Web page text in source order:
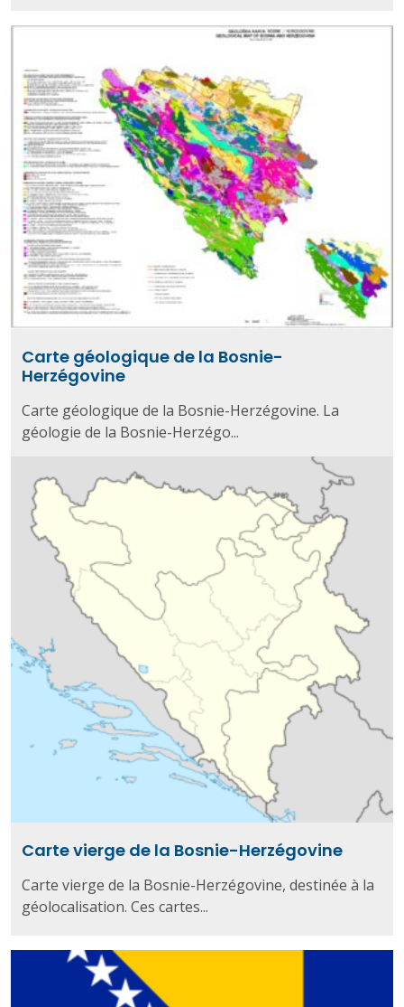
Carte géologique de la Bosnie-
Herzégovine
Carte géologique de la Bosnie-Herzégovine. La
géologie de la Bosnie-Herzégo...
Carte vierge de la Bosnie-Herzégovine
Carte vierge de la Bosnie-Herzégovine, destinée à la
géolocalisation. Ces cartes...